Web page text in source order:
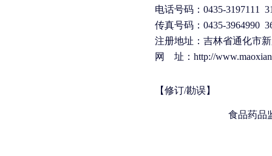
电话号码：0435-3197111
传真号码：0435-3964990
注册地址：吉林省通化市
网 址：http://
【修订/勘误】
食品药品